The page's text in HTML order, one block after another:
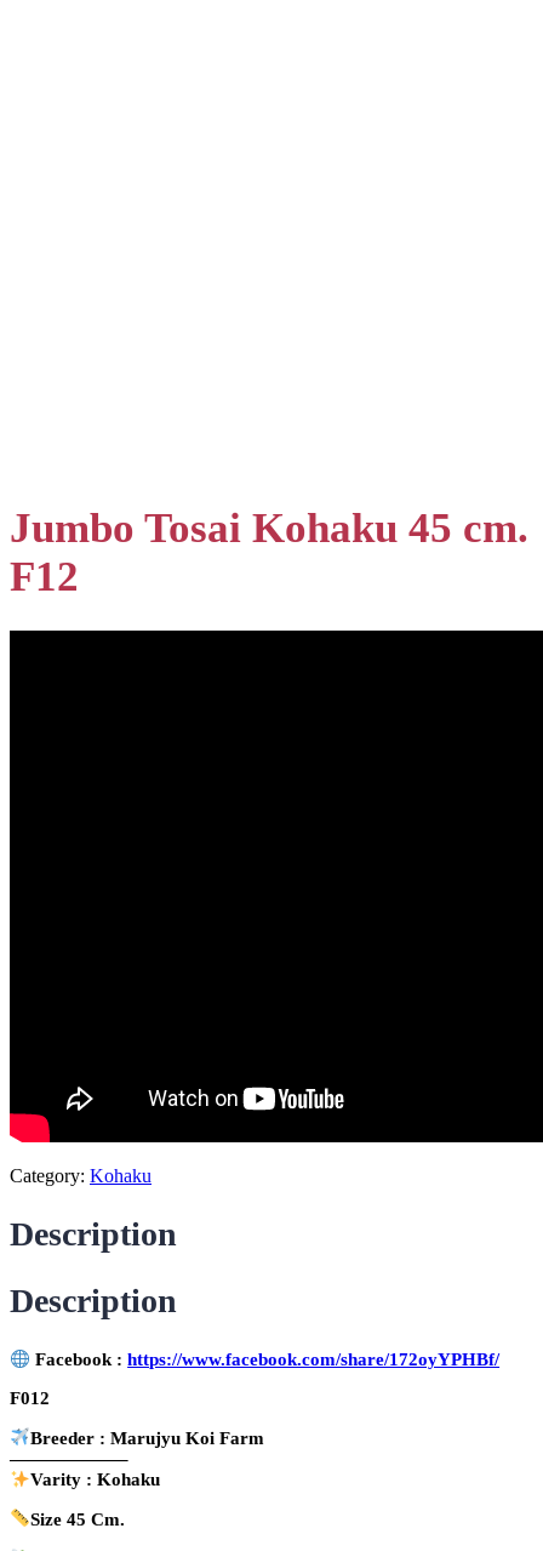
Jumbo Tosai Kohaku 45 cm.
F12
Category: Kohaku
Description
Description
Facebook :https://www.facebook.com/share/172oyYPHBf/
F012
Breeder : Marujyu Koi Farm
——————–
Varity : Kohaku
Size 45 Cm.